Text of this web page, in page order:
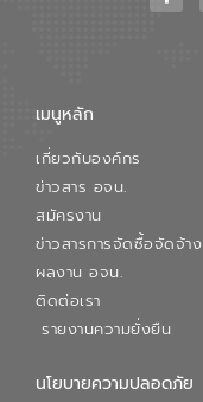
เมนูหลัก
เกี่ยวกับองค์กร
ข่าวสาร อจน.
สมัครงาน
ข่าวสารการจัดซื้อจัดจ้าง
ผลงาน อจน.
ติดต่อเรา
รายงานความยั่งยืน
นโยบายความปลอดภัย